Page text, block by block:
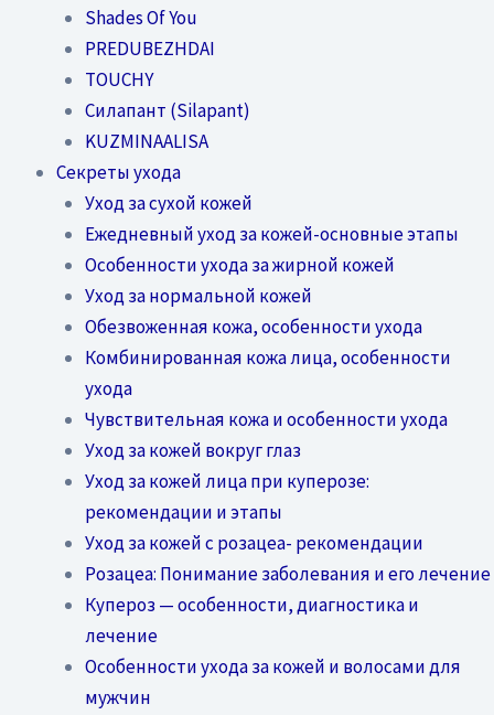
Shades Of You
PREDUBEZHDAI
TOUCHY
Силапант (Silapant)
KUZMINAALISA
Секреты ухода
Уход за сухой кожей
Ежедневный уход за кожей-основные этапы
Особенности ухода за жирной кожей
Уход за нормальной кожей
Обезвоженная кожа, особенности ухода
Комбинированная кожа лица, особенности
ухода
Чувствительная кожа и особенности ухода
Уход за кожей вокруг глаз
Уход за кожей лица при куперозе:
рекомендации и этапы
Уход за кожей с розацеа- рекомендации
Розацеа: Понимание заболевания и его лечение
Купероз — особенности, диагностика и
лечение
Особенности ухода за кожей и волосами для
мужчин